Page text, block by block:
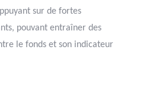
sur de fortes
pouvant entraîner des
le fonds et son indicateur